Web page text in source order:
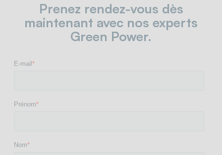
Prenez rendez-vous dès
maintenant avec nos experts
Green Power.